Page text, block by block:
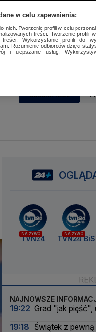
SUBSKRYBUJ
NA ŻYWO
TVN24
NA ŻYWO
TVN24 BiS
NAJNOWSZE
19:22 Grad "jak pięść",
19:18 Świątek z
w celu zapewnienia:
nich. Tworzenie profili w celu
treści. Tworzenie profili
treści. Wykorzystanie profili do
Rozumienie odbiorców dzięki
i ulepszanie usług.